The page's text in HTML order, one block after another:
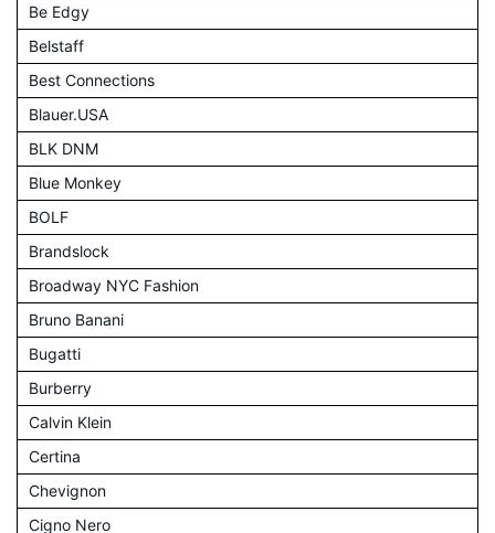
Be Edgy
Belstaff
Best Connections
Blauer.USA
BLK DNM
Blue Monkey
BOLF
Brandslock
Broadway NYC Fashion
Bruno Banani
Bugatti
Burberry
Calvin Klein
Certina
Chevignon
Cigno Nero